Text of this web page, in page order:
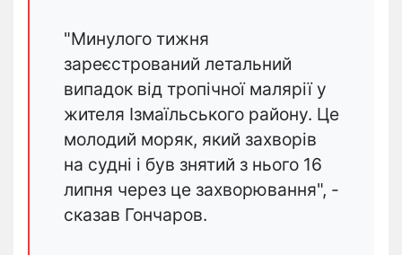
"Минулого тижня
зареєстрований летальний
випадок від тропічної малярії у
жителя Ізмаїльського району. Це
молодий моряк, який захворів
на судні і був знятий з нього 16
липня через це захворювання", -
сказав Гончаров.